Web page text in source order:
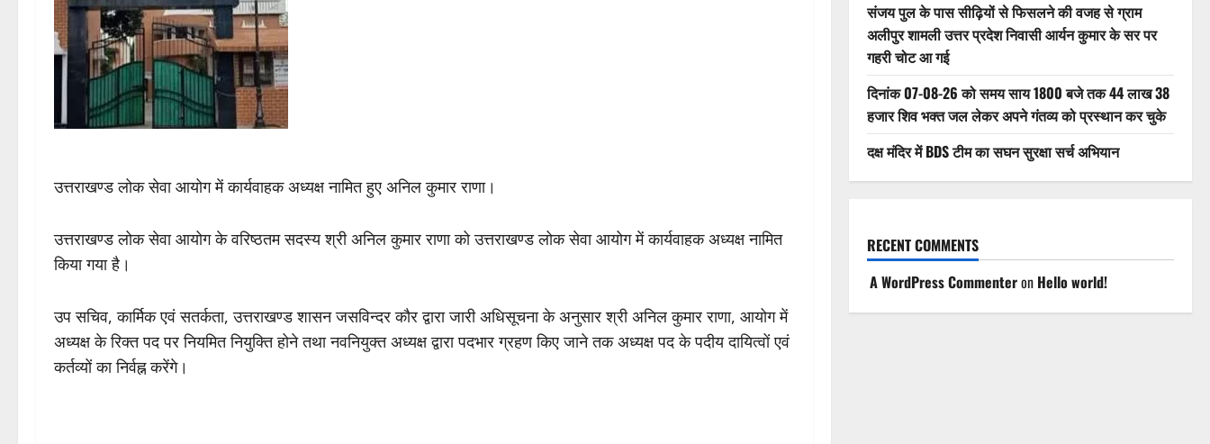
उत्तराखण्ड लोक सेवा आयोग में कार्यवाहक अध्यक्ष नामित हुए अनिल कुमार राणा।
उत्तराखण्ड लोक सेवा आयोग के वरिष्ठतम सदस्य श्री अनिल कुमार राणा को उत्तराखण्ड लोक सेवा आयोग में कार्यवाहक अध्यक्ष नामित
किया गया है।
उप सचिव, कार्मिक एवं सतर्कता, उत्तराखण्ड शासन जसविन्दर कौर द्वारा जारी अधिसूचना के अनुसार श्री अनिल कुमार राणा, आयोग में
अध्यक्ष के रिक्त पद पर नियमित नियुक्ति होने तथा नवनियुक्त अध्यक्ष द्वारा पदभार ग्रहण किए जाने तक अध्यक्ष पद के पदीय दायित्वों एवं
कर्तव्यों का निर्वह्न करेंगे।
संजय पुल के पास सीढ़ियों से फिसलने की वजह से ग्राम
अलीपुर शामली उत्तर प्रदेश निवासी आर्यन कुमार के सर पर
गहरी चोट आ गई
दिनांक 07-08-26 को समय साय 1800 बजे तक 44 लाख 38
हजार शिव भक्त जल लेकर अपने गंतव्य को प्रस्थान कर चुके
दक्ष मंदिर में BDS टीम का सघन सुरक्षा सर्च अभियान
RECENT COMMENTS
A WordPress Commenteron Hello world!